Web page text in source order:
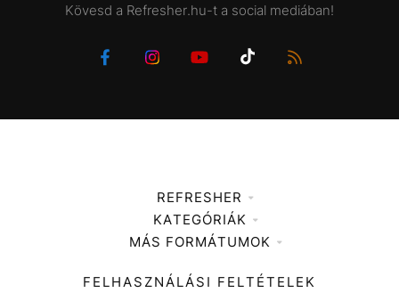
Kövesd a Refresher.hu-t a social mediában!
REFRESHER
Médiaajánlat
KATEGÓRIÁK
Zene
Divat
MÁS FORMÁTUMOK
FELHASZNÁLÁSI FELTÉTELEK